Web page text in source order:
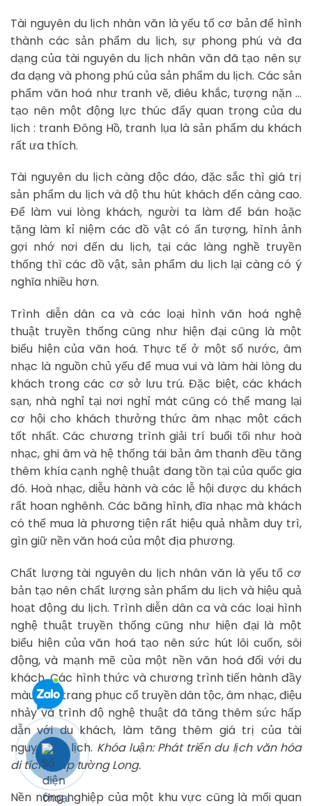
Tài nguyên du lịch nhân văn là yếu tố cơ bản để hình
thành các sản phẩm du lịch, sự phong phú và đa
dạng của tài nguyên du lịch nhân văn đã tạo nên sự
đa dạng và phong phú của sản phẩm du lịch. Các sản
phẩm văn hoá như tranh vẽ, điêu khắc, tượng nặn …
tạo nên một động lực thúc đẩy quan trọng của du
lịch : tranh Đông Hồ, tranh lụa là sản phẩm du khách
rất ưa thích.
Tài nguyên du lịch càng độc đáo, đặc sắc thì giá trị
sản phẩm du lịch và độ thu hút khách đến càng cao.
Để làm vui lòng khách, người ta làm để bán hoặc
tặng làm kỉ niệm các đồ vật có ấn tượng, hình ảnh
gợi nhớ nơi đến du lịch, tại các làng nghề truyền
thống thì các đồ vật, sản phẩm du lịch lại càng có ý
nghĩa nhiều hơn.
Trình diễn dân ca và các loại hình văn hoá nghệ
thuật truyền thống cũng như hiện đại cũng là một
biểu hiện của văn hoá. Thực tế ở một số nước, âm
nhạc là nguồn chủ yếu để mua vui và làm hài lòng du
khách trong các cơ sở lưu trú. Đặc biệt, các khách
sạn, nhà nghỉ tại nơi nghỉ mát cũng có thể mang lại
cơ hội cho khách thưởng thức âm nhạc một cách
tốt nhất. Các chương trình giải trí buổi tối như hoà
nhạc, ghi âm và hệ thống tái bản âm thanh đều tăng
thêm khía cạnh nghệ thuật đang tồn tại của quốc gia
đó. Hoà nhạc, diễu hành và các lễ hội được du khách
rất hoan nghênh. Các băng hình, đĩa nhạc mà khách
có thể mua là phương tiện rất hiệu quả nhằm duy trì,
gìn giữ nền văn hoá của một địa phương.
Chất lượng tài nguyên du lịch nhân văn là yếu tố cơ
bản tạo nên chất lượng sản phẩm du lịch và hiệu quả
hoạt động du lịch. Trình diễn dân ca và các loại hình
nghệ thuật truyền thống cũng như hiện đại là một
biểu hiện của văn hoá tạo nên sức hút lôi cuốn, sôi
động, và mạnh mẽ của một nền văn hoá đối với du
khách. Các hình thức và chương trình tiến hành đầy
màu sắc, trang phục cổ truyền dân tộc, âm nhạc, điệu
nhảy và trình độ nghệ thuật đã tăng thêm sức hấp
dẫn với du khách, làm tăng thêm giá trị của tài
nguyên du lịch. Khóa luận: Phát triển du lịch văn hóa
di tích tháp tường Long.
Nền nông nghiệp của một khu vực cũng là mối quan